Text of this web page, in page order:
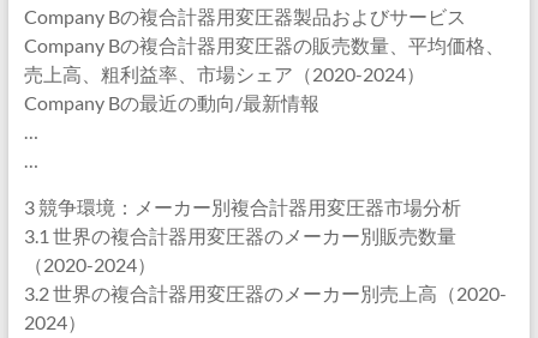
Company Bの複合計器用変圧器製品およびサービス
Company Bの複合計器用変圧器の販売数量、平均価格、
売上高、粗利益率、市場シェア（2020-2024）
Company Bの最近の動向/最新情報
…
…
3 競争環境：メーカー別複合計器用変圧器市場分析
3.1 世界の複合計器用変圧器のメーカー別販売数量
（2020-2024）
3.2 世界の複合計器用変圧器のメーカー別売上高（2020-
2024）